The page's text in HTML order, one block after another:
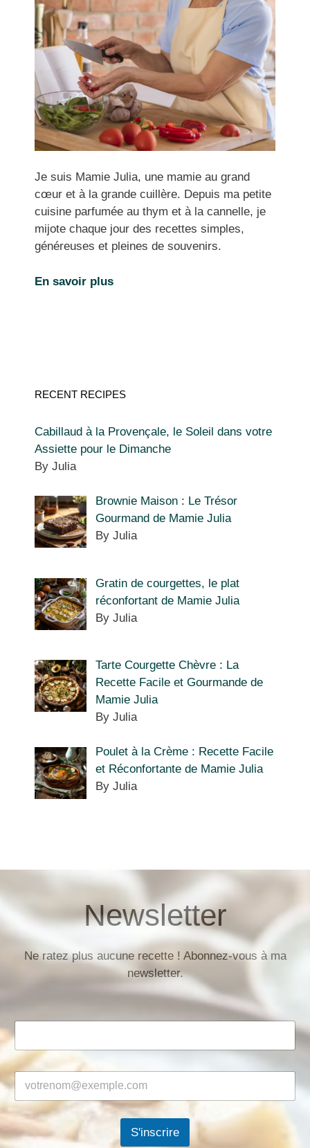
Je suis Mamie Julia, une mamie au grand
cœur et à la grande cuillère. Depuis ma petite
cuisine parfumée au thym et à la cannelle, je
mijote chaque jour des recettes simples,
généreuses et pleines de souvenirs.
En savoir plus
RECENT RECIPES
Cabillaud à la Provençale, le Soleil dans votre
Assiette pour le Dimanche
By Julia
Brownie Maison : Le Trésor
Gourmand de Mamie Julia
By Julia
Gratin de courgettes, le plat
réconfortant de Mamie Julia
By Julia
Tarte Courgette Chèvre : La
Recette Facile et Gourmande de
Mamie Julia
By Julia
Poulet à la Crème : Recette Facile
et Réconfortante de Mamie Julia
By Julia
Newsletter
Ne ratez plus aucune recette ! Abonnez-vous à ma
newsletter.
S'inscrire